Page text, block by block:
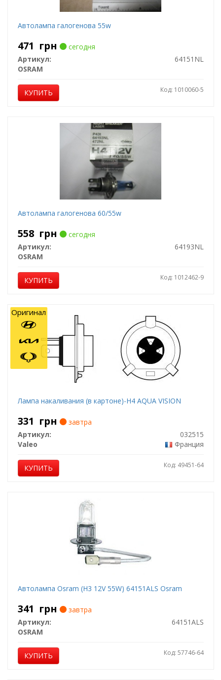
Автолампа галогенова 55w
471 грн
сегодня
Артикул:
64151NL
OSRAM
КУПИТЬ Код: 1010060-5
Автолампа галогенова 60/55w
558 грн
сегодня
Артикул:
64193NL
OSRAM
КУПИТЬ Код: 1012462-9
Лампа накаливания (в картоне)-H4 AQUA VISION
331 грн
завтра
Артикул:
032515
Valeo
Франция
КУПИТЬ Код: 49451-64
Оригинал
Автолампа Osram (H3 12V 55W) 64151ALS Osram
341 грн
завтра
Артикул:
64151ALS
OSRAM
КУПИТЬ Код: 57746-64